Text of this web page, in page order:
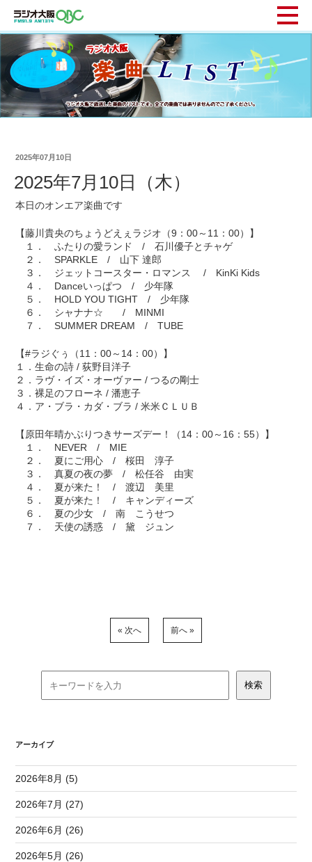
2025年07月10日
2025年7月10日（木）
本日のオンエア楽曲です
【藤川貴央のちょうどえぇラジオ（9：00～11：00）】
１． ふたりの愛ランド / 石川優子とチャゲ
２． SPARKLE / 山下 達郎
３． ジェットコースター・ロマンス / KinKi Kids
４． Danceいっぱつ / 少年隊
５． HOLD YOU TIGHT / 少年隊
６． シャナナ☆ / MINMI
７． SUMMER DREAM / TUBE
【#ラジぐぅ（11：00～14：00）】
１．生命の詩 / 荻野目洋子
２．ラヴ・イズ・オーヴァー / つるの剛士
３．裸足のフローネ / 潘恵子
４．ア・ブラ・カダ・ブラ / 米米ＣＬＵＢ
【原田年晴かぶりつきサーズデー！（14：00～16：55）】
１． NEVER / MIE
２． 夏にご用心 / 桜田 淳子
３． 真夏の夜の夢 / 松任谷 由実
４． 夏が来た！ / 渡辺 美里
５． 夏が来た！ / キャンディーズ
６． 夏の少女 / 南 こうせつ
７． 天使の誘惑 / 黛 ジュン
« 次へ 前へ »
アーカイブ
2026年8月 (5)
2026年7月 (27)
2026年6月 (26)
2026年5月 (26)